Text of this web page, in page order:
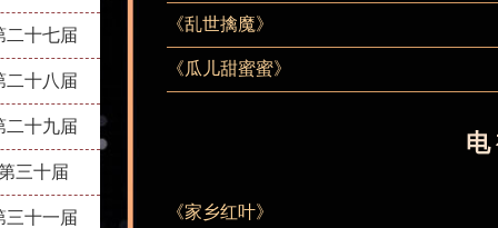
二十七届
二十八届
二十九届
三十届
三十一届
《乱世擒魔》
《瓜儿甜蜜蜜》
《家乡红叶》